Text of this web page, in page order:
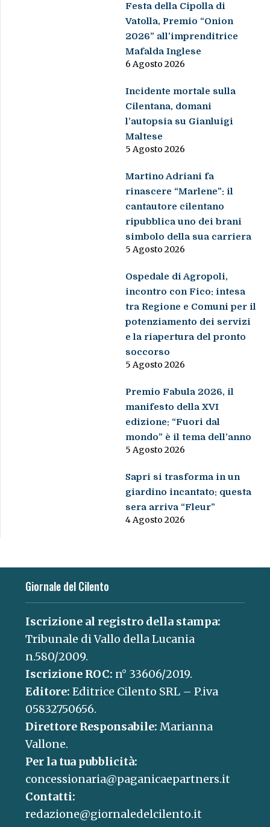
Festa della Cipolla di
Vatolla, Premio “Onion
2026” all’imprenditrice
Mafalda Inglese
6 Agosto 2026
Incidente mortale sulla
Cilentana, domani
l’autopsia su Gianluigi
Maltese
5 Agosto 2026
Martino Adriani fa
rinascere “Marlene”: il
cantautore cilentano
ripubblica uno dei brani
simbolo della sua carriera
5 Agosto 2026
Ospedale di Agropoli,
incontro con Fico: intesa
tra Regione e Comuni per il
potenziamento dei servizi
e la riapertura del pronto
soccorso
5 Agosto 2026
Premio Fabula 2026, il
manifesto della XVI
edizione: “Fuori dal
mondo” è il tema dell’anno
5 Agosto 2026
Sapri si trasforma in un
giardino incantato: questa
sera arriva “Fleur”
4 Agosto 2026
Giornale del Cilento
Iscrizione al registro della stampa:
Tribunale di Vallo della Lucania
n.580/2009.
Iscrizione ROC: n° 33606/2019.
Editore: Editrice Cilento SRL – P.iva
05832750656.
Direttore Responsabile: Marianna
Vallone.
Per la tua pubblicità:
concessionaria@paganicaepartners.it
Contatti:
redazione@giornaledelcilento.it